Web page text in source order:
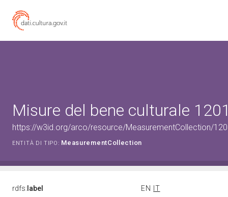
Misure del bene culturale
https://w3id.org/arco/resource/MeasurementCollection/
ENTITÀ DI TIPO: MeasurementCollection
rdfs: label EN
IT